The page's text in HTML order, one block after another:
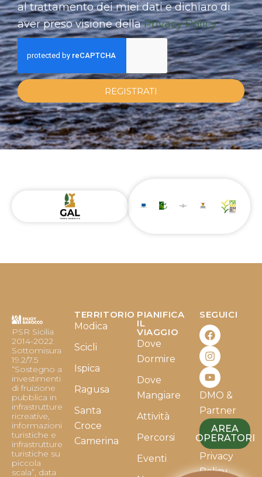
al trattamento dei miei dati e dichiaro di
aver preso visione dellaPrivacy Policy
REGISTRATI
PSR Sicilia
2014-2022
Sottomisura
19.2/7.5
“Sostegno a
investimenti
di fruizione
pubblica in
infrastrutture
ricreative,
informazioni
turistiche e
infrastrutture
turistiche su
piccola
scala”, data
TERRITORIO
Modica
Scicli
Ispica
Ragusa
Santa
Croce
Camerina
PIANIFICA
IL
VIAGGIO
Dove
Dormire
Dove
Mangiare
Attività
Percorsi
Eventi
SEGUICI
F
a
c
e
b
o
o
k
I
n
s
t
a
g
r
a
m
Y
o
u
t
u
b
e
DMO &
Partner
AREA
OPERATORI
Privacy
Policy